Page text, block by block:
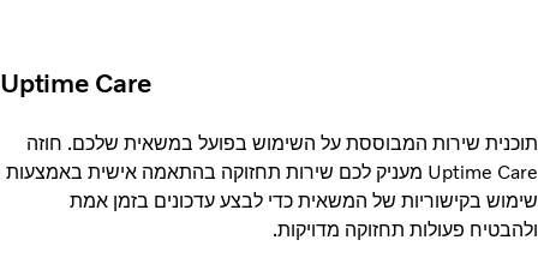
Uptime Care
שירות המבוססת על השימוש בפועל במשאית שלכם. חוזה
Uptime Care מעניק לכם שירות תחזוקה בהתאמה אישית באמצעות
בקישוריות של המשאית כדי לבצע עדכונים בזמן אמת
פעולות תחזוקה מדויקות.